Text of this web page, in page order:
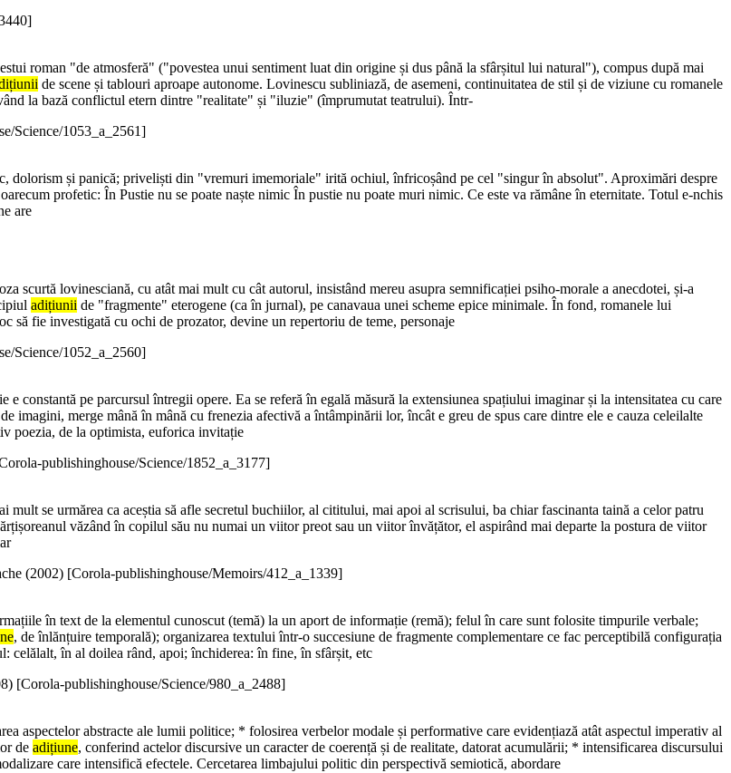
roman "de atmosferă" ("povestea unui sentiment luat din origine și dus până la sfârșitul lui natural"), compus după mai
de scene și tablouri aproape autonome. Lovinescu subliniază, de asemeni, continuitatea de stil și de viziune cu romanele
la bază conflictul etern dintre "realitate" și "iluzie" (împrumutat teatrului). Într-
Science/1053_a_2561]
dolorism și panică; priveliști din "vremuri imemoriale" irită ochiul, înfricoșând pe cel "singur în absolut". Aproximări despre
profetic: În Pustie nu se poate naște nimic În pustie nu poate muri nimic. Ce este va rămâne în eternitate. Totul e-nchis
are
scurtă lovinesciană, cu atât mai mult cu cât autorul, insistând mereu asupra semnificației psiho-morale a anecdotei, și-a
adițiunii de "fragmente" eterogene (ca în jurnal), pe canavaua unei scheme epice minimale. În fond, romanele lui
fie investigată cu ochi de prozator, devine un repertoriu de teme, personaje
Science/1052_a_2560]
constantă pe parcursul întregii opere. Ea se referă în egală măsură la extensiunea spațiului imaginar și la intensitatea cu care
de imagini, merge mână în mână cu frenezia afectivă a întâmpinării lor, încât e greu de spus care dintre ele e cauza celeilalte
poezia, de la optimista, euforica invitație
publishinghouse/Science/1852_a_3177]
se urmărea ca aceștia să afle secretul buchiilor, al cititului, mai apoi al scrisului, ba chiar fascinanta taină a celor patru
văzând în copilul său nu numai un viitor preot sau un viitor învățător, el aspirând mai departe la postura de viitor
(2002) [Corola-publishinghouse/Memoirs/412_a_1339]
în text de la elementul cunoscut (temă) la un aport de informație (remă); felul în care sunt folosite timpurile verbale;
, de înlănțuire temporală); organizarea textului într-o succesiune de fragmente complementare ce fac perceptibilă configurația
celălalt, în al doilea rând, apoi; închiderea: în fine, în sfârșit, etc
) [Corola-publishinghouse/Science/980_a_2488]
aspectelor abstracte ale lumii politice; * folosirea verbelor modale și performative care evidențiază atât aspectul imperativ al
de adițiune, conferind actelor discursive un caracter de coerență și de realitate, datorat acumulării; * intensificarea discursului
care intensifică efectele. Cercetarea limbajului politic din perspectivă semiotică, abordare